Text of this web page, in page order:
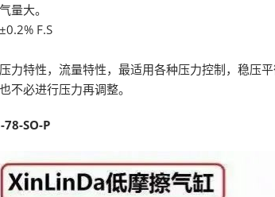
量大。
F.S
力特性，流量特性，最适用各种压力控制，稳压平
不必进行压力再调整。
78-SO-P